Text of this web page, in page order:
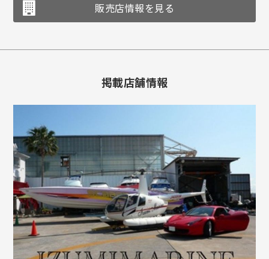
販売店情報を見る
掲載店舗情報